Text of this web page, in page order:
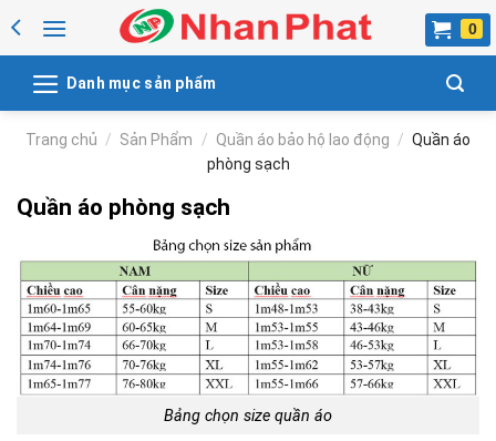
to
Danh mục sản phẩm
Trang chủ / Sản Phẩm / Quần áo bảo hộ lao động / Quần áo
phòng sạch
Quần áo phòng sạch
Bảng chọn size quần áo